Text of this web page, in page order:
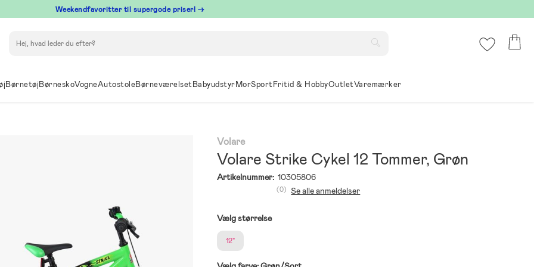
⁠ Weekendfavoritter til supergode priser! →
BørnetøjBørneskoVogneAutostoleBørneværelsetBabyudstyrMorSportFritid & HobbyOutletVaremærker
Volare
Volare Strike Cykel 12 Tommer, Grøn
Artikelnummer: 10305806
(0) Se alle anmeldelser
Vælg størrelse
12"